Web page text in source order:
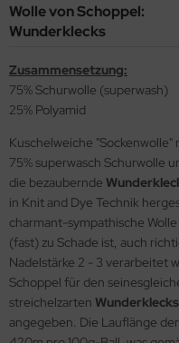
Wolle von Schoppel:
Wunderklecks
Zusammensetzung:
75% Schurwolle (superwash)
25% Polyamid
Kuschelweiche
75% superwasch Schurwolle
die bezaubernde
in Knit and Dye Technik
charmant-sympathische
(fast) zu Schade ist, auch
Nadelstärke 2 - 3 verarbeitet
Schoppel für den
streichelzarten Wunderklecks
angegeben. Die Lauflänge